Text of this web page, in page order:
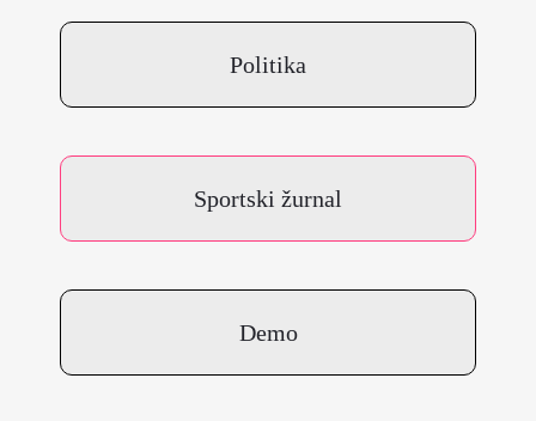
Politika
Sportski žurnal
Demo